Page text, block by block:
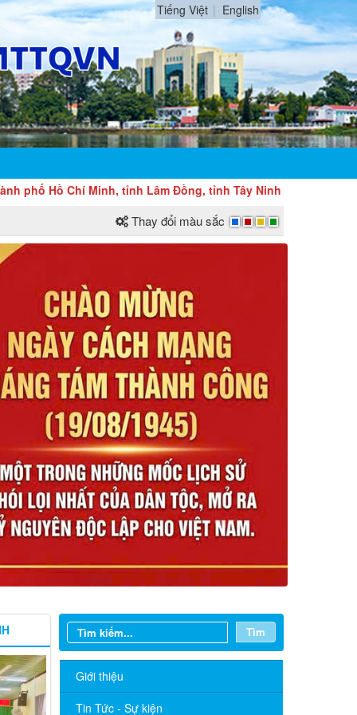
Tiếng Việt English
Minh, tỉnh Lâm Đồng, tỉnh Tây Ninh và Vương quốc
Thay đổi màu sắc
Tìm
Giới thiệu
Tin Tức - Sự kiện